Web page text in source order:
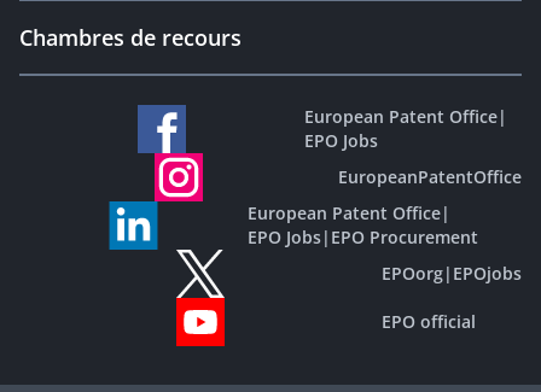
Chambres de recours
European Patent Office|
EPO Jobs
EuropeanPatentOffice
European Patent Office|
EPO Jobs| EPO Procurement
EPOorg| EPOjobs
EPO official